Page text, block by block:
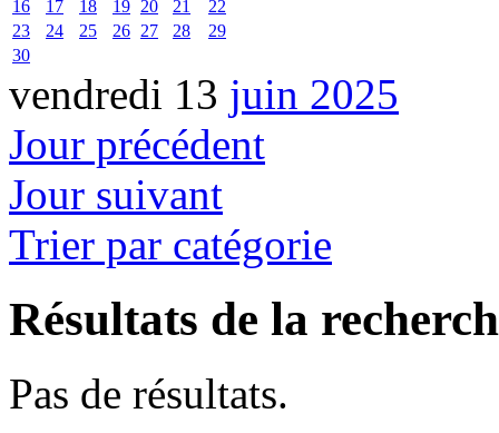
16
17 18 19 20 21
22
23
24 25 26 27 28
29
30
vendredi 13 juin 2025
Jour précédent
Jour suivant
Trier par catégorie
Résultats de la
Pas de résultats.